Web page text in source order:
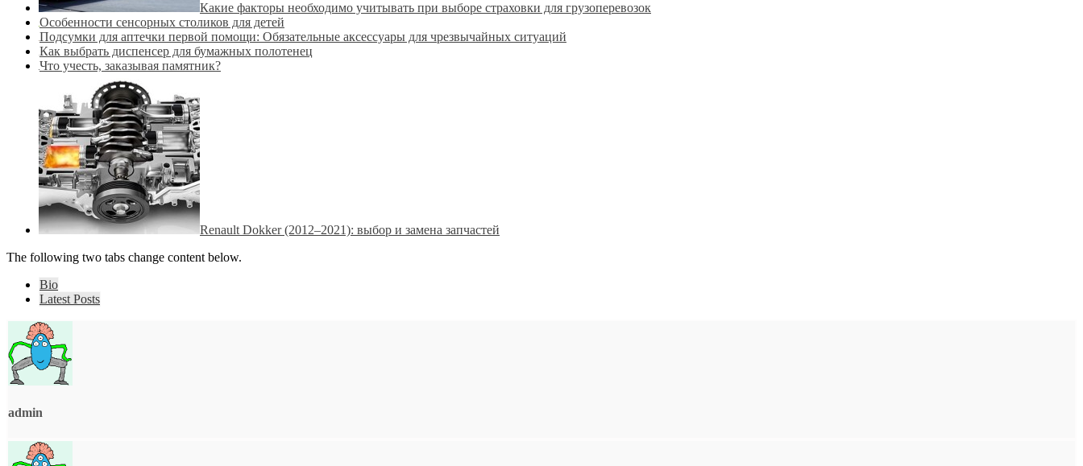
Какие факторы необходимо учитывать при выборе страховки для грузоперевозок
Особенности сенсорных столиков для детей
Подсумки для аптечки первой помощи: Обязательные аксессуары для чрезвычайных ситуаций
Как выбрать диспенсер для бумажных полотенец
Что учесть, заказывая памятник?
Renault Dokker (2012–2021): выбор и замена запчастей
The following two tabs change content below.
Bio
Latest Posts
admin